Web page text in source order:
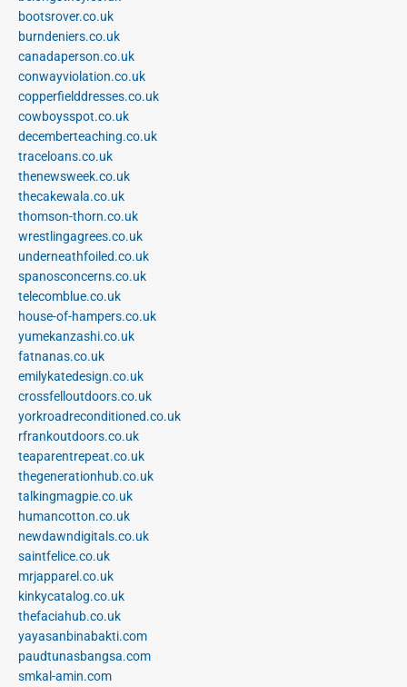
bootsrover.co.uk
burndeniers.co.uk
canadaperson.co.uk
conwayviolation.co.uk
copperfielddresses.co.uk
cowboysspot.co.uk
decemberteaching.co.uk
traceloans.co.uk
thenewsweek.co.uk
thecakewala.co.uk
thomson-thorn.co.uk
wrestlingagrees.co.uk
underneathfoiled.co.uk
spanosconcerns.co.uk
telecomblue.co.uk
house-of-hampers.co.uk
yumekanzashi.co.uk
fatnanas.co.uk
emilykatedesign.co.uk
crossfelloutdoors.co.uk
yorkroadreconditioned.co.uk
rfrankoutdoors.co.uk
teaparentrepeat.co.uk
thegenerationhub.co.uk
talkingmagpie.co.uk
humancotton.co.uk
newdawndigitals.co.uk
saintfelice.co.uk
mrjapparel.co.uk
kinkycatalog.co.uk
thefaciahub.co.uk
yayasanbinabakti.com
paudtunasbangsa.com
smkal-amin.com